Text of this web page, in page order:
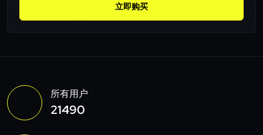
立即购买
所有用户
21490